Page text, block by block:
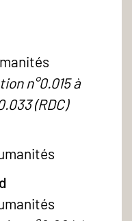
n°0.015 à
(RDC)